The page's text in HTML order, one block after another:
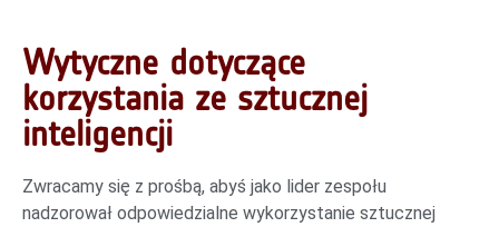
Wytyczne dotyczące
korzystania ze sztucznej
inteligencji
Zwracamy się z prośbą, abyś jako lider zespołu
nadzorował odpowiedzialne wykorzystanie sztucznej